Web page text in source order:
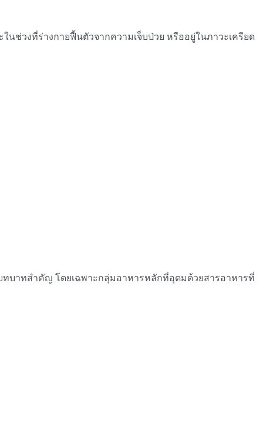
ช่วงที่ร่างกายฟื้นตัวจากความเจ็บป่วย หรืออยู่ในภาวะเครียด
ทบาทสำคัญ โดยเฉพาะกลุ่มอาหารหลักที่อุดมด้วยสารอาหารที่